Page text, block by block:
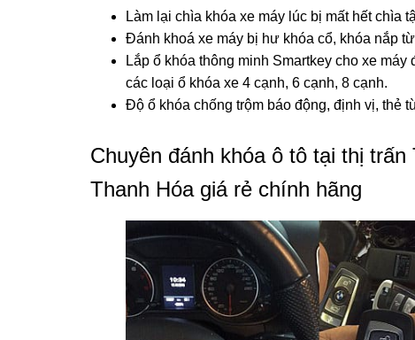
Làm lại chìa khóa xe máy lúc bị mất hết chìa
Đánh khoá xe máy bị hư khóa cổ, khóa nắp
Lắp ổ khóa thông minh Smartkey cho xe
các loại ổ khóa xe 4 cạnh, 6 cạnh, 8 cạnh.
Độ ổ khóa chống trộm báo động, định vị, thẻ
Chuyên đánh khóa ô tô tại thị
Thanh Hóa giá rẻ chính hãng